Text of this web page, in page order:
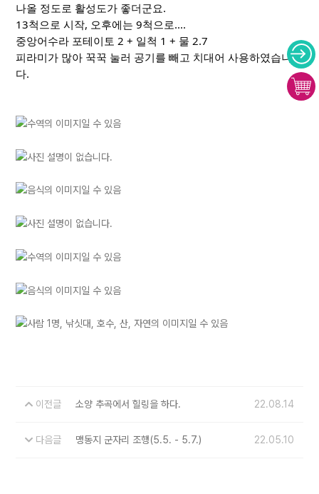
나올 정도로 활성도가 좋더군요.
13척으로 시작, 오후에는 9척으로....
중앙어수라 포테이토 2 + 일척 1 + 물 2.7
피라미가 많아 꾹꾹 눌러 공기를 빼고 치대어 사용하였습니
다.
이전글 소양 추곡에서 힐링을 하다. 22.08.14
다음글 맹동지 군자리 조행(5.5. - 5.7.) 22.05.10